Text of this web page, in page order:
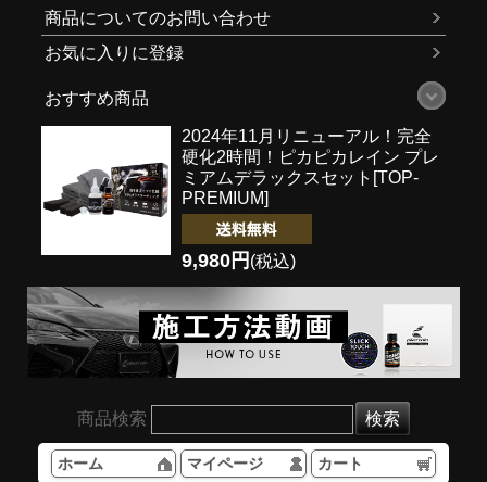
商品についてのお問い合わせ
お気に入りに登録
おすすめ商品
2024年11月リニューアル！完全
硬化2時間！ ピカピカレイン プレ
ミアムデラックスセット[TOP-
PREMIUM]
9,980円 (税込)
商品検索
ホーム マイページ カート